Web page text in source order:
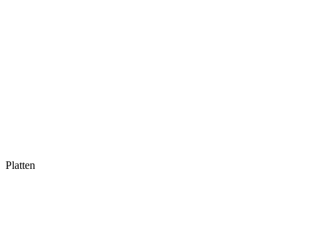
Platten